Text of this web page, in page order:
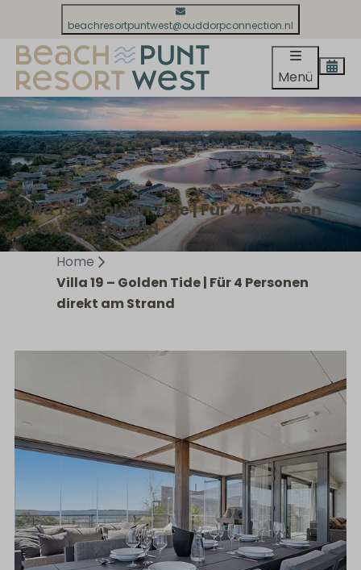
beachresortpuntwest@ouddorpconnection.nl
Menü
Villa 19 – Golden Tide | Für 4 Personen
direkt am Strand
Home
Villa 19 – Golden Tide | Für 4 Personen
direkt am Strand